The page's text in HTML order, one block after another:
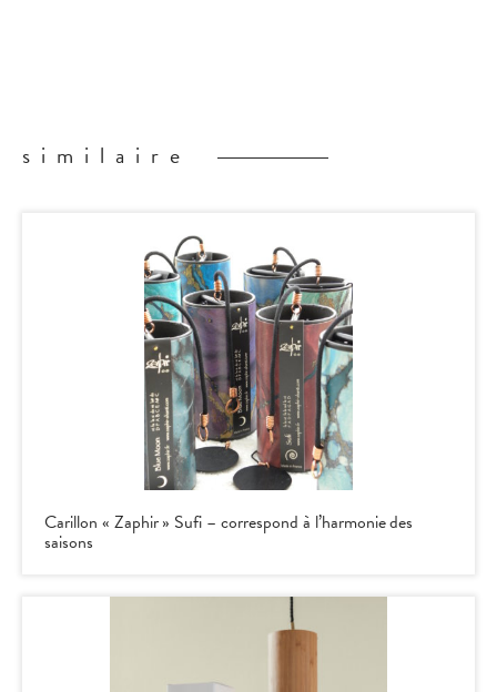
similaire
Carillon « Zaphir » Sufi – correspond à l’harmonie des
saisons